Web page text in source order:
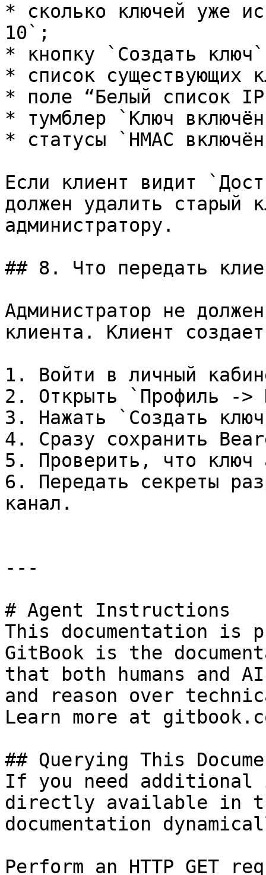
* сколько ключей уже
10`;
* кнопку `Создать
* список существующих
* поле “Белый список
* тумблер `Ключ
* статусы `HMAC
Если клиент видит
должен удалить старый
администратору.
## 8. Что передать
Администратор не
клиента. Клиент
1. Войти в личный
2. Открыть `Профиль ->
3. Нажать `Создать
4. Сразу сохранить
5. Проверить, что ключ
6. Передать секреты
канал.
---
# Agent Instructions
This documentation is
GitBook is the
that both humans and
and reason over
Learn more at
## Querying This
If you need
directly available in
documentation
Perform an HTTP GET